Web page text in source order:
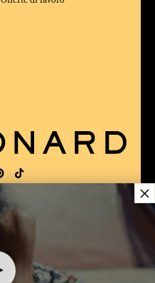
LINGUA:
×